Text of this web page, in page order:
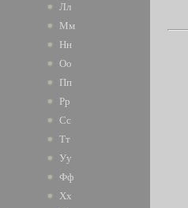
Лл
Мм
Нн
Оо
Пп
Рр
Сс
Тт
Уу
Фф
Хх